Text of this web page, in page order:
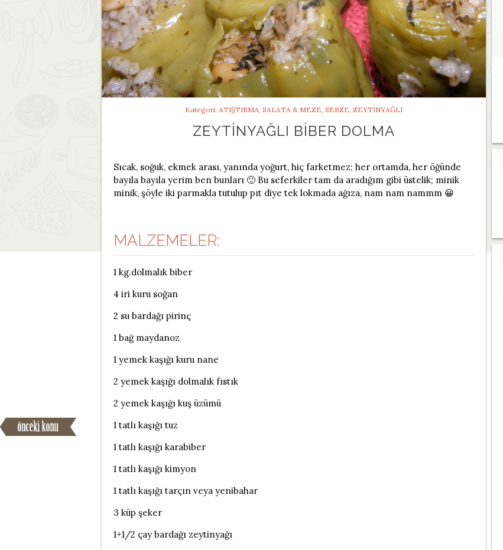
Kategori: ATIŞTIRMA SALATA & MEZE SEBZE ZEYTINYAĞLI
ZEYTINYAĞLI BIBER DOLMA
Sıcak, soğuk, ekmek arası, yanında yoğurt, hiç farketmez; her ortamda, her öğünde
bayıla bayıla yerim ben bunları 🙂 Bu seferkiler tam da aradığım gibi üstelik; minik
minik, şöyle iki parmakla tutulup pıt diye tek lokmada ağıza, nam nam nammm 😀
MALZEMELER:
1 kg.dolmalık biber
4 iri kuru soğan
2 su bardağı pirinç
1 bağ maydanoz
1 yemek kaşığı kuru nane
2 yemek kaşığı dolmalık fıstık
2 yemek kaşığı kuş üzümü
1 tatlı kaşığı tuz
1 tatlı kaşığı karabiber
1 tatlı kaşığı kimyon
1 tatlı kaşığı tarçın veya yenibahar
3 küp şeker
1+1/2 çay bardağı zeytinyağı